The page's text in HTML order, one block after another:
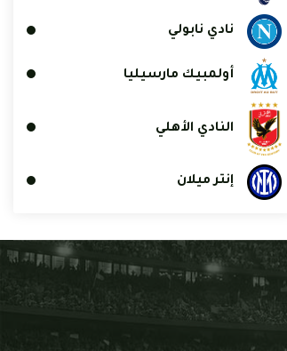
نادي نابولي
أولمبيك مارسيليا
النادي الأهلي
إنتر ميلان